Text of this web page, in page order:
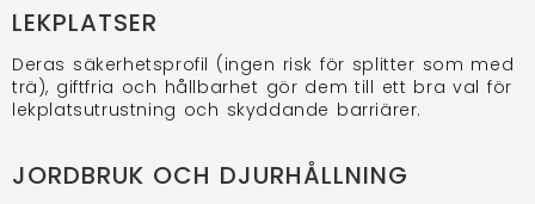
LEKPLATSER
Deras säkerhetsprofil (ingen risk för splitter som med
trä), giftfria och hållbarhet gör dem till ett bra val för
lekplatsutrustning och skyddande barriärer.
JORDBRUK OCH DJURHÅLLNING